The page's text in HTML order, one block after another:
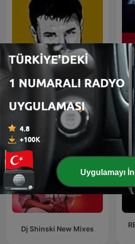
Arabesk Sefası
Dj Shinski New Mixes
Uygulamayı